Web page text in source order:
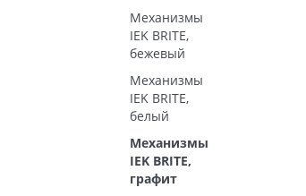
Механизмы
IEK BRITE,
бежевый
Механизмы
IEK BRITE,
белый
Механизмы
IEK BRITE,
графит